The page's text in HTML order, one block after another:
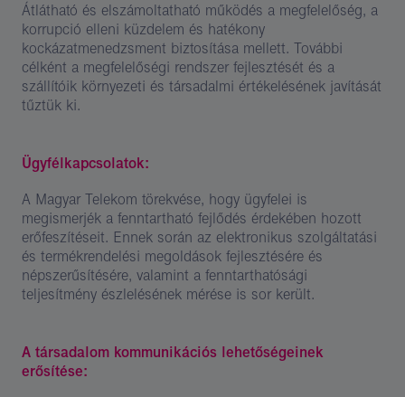
Átlátható és elszámoltatható működés a megfelelőség, a
korrupció elleni küzdelem és hatékony
kockázatmenedzsment biztosítása mellett. További
célként a megfelelőségi rendszer fejlesztését és a
szállítóik környezeti és társadalmi értékelésének javítását
tűztük ki.
Ügyfélkapcsolatok:
A Magyar Telekom törekvése, hogy ügyfelei is
megismerjék a fenntartható fejlődés érdekében hozott
erőfeszítéseit. Ennek során az elektronikus szolgáltatási
és termékrendelési megoldások fejlesztésére és
népszerűsítésére, valamint a fenntarthatósági
teljesítmény észlelésének mérése is sor került.
A társadalom kommunikációs lehetőségeinek
erősítése: